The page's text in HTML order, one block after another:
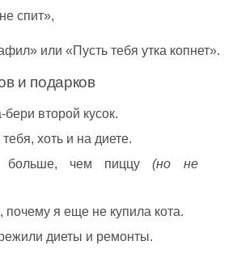
спит»,
или «Пусть тебя утка копнет».
и подарков
второй кусок.
хоть и на диете.
больше, чем пиццу(но не
я еще не купила кота.
диеты и ремонты.